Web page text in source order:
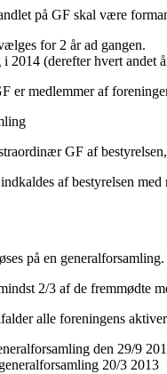
på GF skal være
for 2 år ad gangen.
i 2014 (derefter hvert
er medlemmer af
GF af
af bestyrelsen
på en generalforsamling.
2/3 af de fremmødte
alle foreningens
den 29/9
20/3 2013